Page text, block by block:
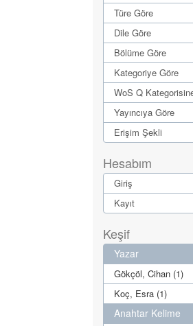
Türe Göre
Dile Göre
Bölüme Göre
Kategoriye Göre
WoS Q
Yayıncıya Göre
Erişim Şekli
Hesabım
Giriş
Kayıt
Keşif
Yazar
Gökçöl, Cihan (1)
Koç, Esra (1)
Anahtar Kelime